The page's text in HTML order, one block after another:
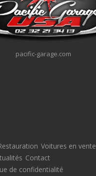
pacific-garage.com
Voitures en vente
Contact
de confidentialité